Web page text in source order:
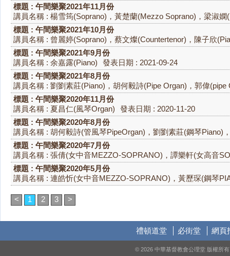
標題 : 午間樂聚2021年11月份
講員名稱 : 楊雪筠(Soprano)，黃楚蘭(Mezzo Soprano)，梁淑嫻
標題 : 午間樂聚2021年10月份
講員名稱 : 曾麗婷(Soprano)，蔡文燦(Countertenor)，陳子欣
標題 : 午間樂聚2021年9月份
講員名稱 : 余嘉露(Piano)
發表日期 : 2021-09-24
標題 : 午間樂聚2021年8月份
講員名稱 : 劉劉素莊(Piano)，胡何毅詩(Pipe Organ)，郭偉(pipe
標題 : 午間樂聚2020年11月份
講員名稱 : 夏昌仁(風琴Organ)
發表日期 : 2020-11-20
標題 : 午間樂聚2020年8月份
講員名稱 : 胡何毅詩(管風琴PipeOrgan)，劉劉素莊(鋼琴Piano)
標題 : 午間樂聚2020年7月份
講員名稱 : 張倩(女中音MEZZO-SOPRANO)，譚樂軒(女高音
標題 : 午間樂聚2020年5月份
講員名稱 : 連皓忻(女中音MEZZO-SOPRANO)，黃歷琛(鋼琴
< 1 2 3 >
禮頓道堂 必街堂 網頁
© 2026 中華基督教會公理堂 版權所